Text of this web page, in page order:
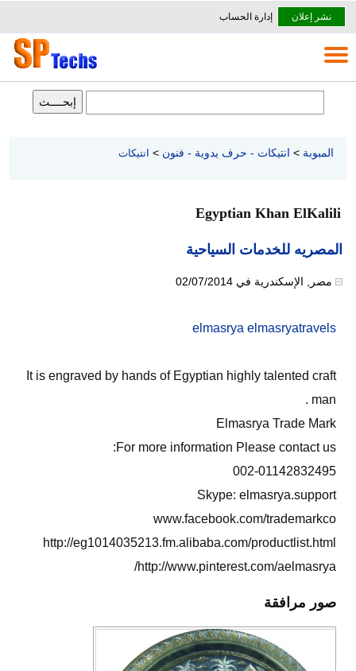
نشر إعلان إدارة الحساب
المبوبة > انتيكات - حرف يدوية - فنون > انتيكات
Egyptian Khan ElKalili
المصريه للخدمات السياحية
مصر الإسكندرية في 02/07/2014
elmasrya elmasryatravels
It is engraved by hands of Egyptian highly talented craft
man .
Elmasrya Trade Mark
For more information Please contact us:
002-01142832495
Skype: elmasrya.support
www.facebook.com/trademarkco
http://eg1014035213.fm.alibaba.com/productlist.html
http://www.pinterest.com/aelmasrya/
صور مرافقة